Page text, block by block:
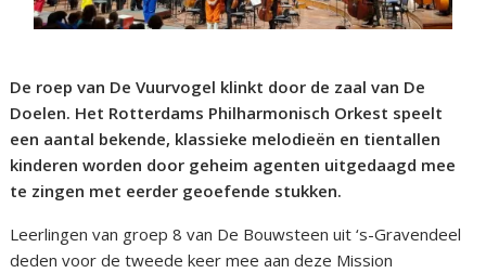
De roep van De Vuurvogel klinkt door de zaal van De
Doelen. Het Rotterdams Philharmonisch Orkest speelt
een aantal bekende, klassieke melodieën en tientallen
kinderen worden door geheim agenten uitgedaagd mee
te zingen met eerder geoefende stukken.
Leerlingen van groep 8 van De Bouwsteen uit ‘s-Gravendeel
deden voor de tweede keer mee aan deze Mission